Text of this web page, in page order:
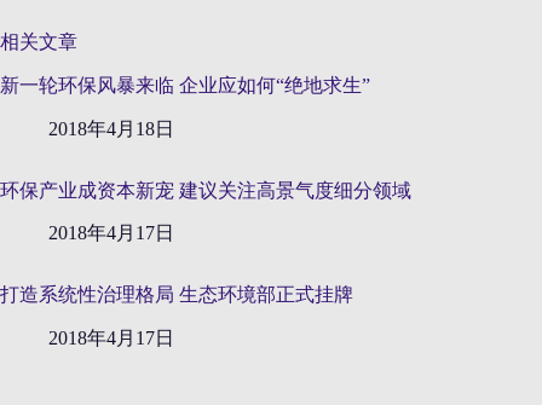
相关文章
新一轮环保风暴来临 企业应如何“绝地求生”
2018年4月18日
环保产业成资本新宠 建议关注高景气度细分领域
2018年4月17日
打造系统性治理格局 生态环境部正式挂牌
2018年4月17日